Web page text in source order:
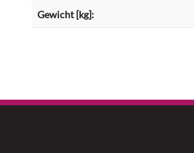
Gewicht [kg]: